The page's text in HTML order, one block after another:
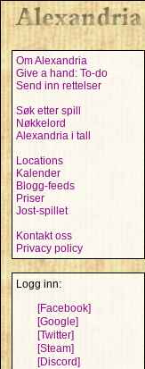
Om Alexandria
Give a hand: To-do
Send inn rettelser
Søk etter spill
Nøkkelord
Alexandria i tall
Locations
Kalender
Blogg-feeds
Priser
Jost-spillet
Kontakt oss
Privacy policy
Logg inn:
[Facebook]
[Google]
[Twitter]
[Steam]
[Discord]